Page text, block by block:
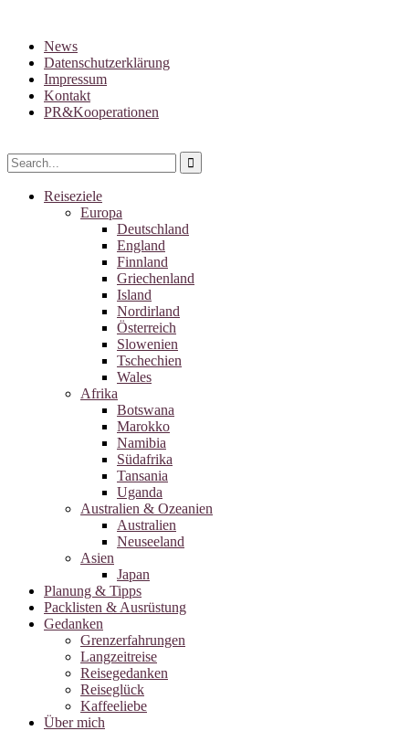
News
Datenschutzerklärung
Impressum
Kontakt
PR&Kooperationen
Reiseziele
Europa
Deutschland
England
Finnland
Griechenland
Island
Nordirland
Österreich
Slowenien
Tschechien
Wales
Afrika
Botswana
Marokko
Namibia
Südafrika
Tansania
Uganda
Australien & Ozeanien
Australien
Neuseeland
Asien
Japan
Planung & Tipps
Packlisten & Ausrüstung
Gedanken
Grenzerfahrungen
Langzeitreise
Reisegedanken
Reiseglück
Kaffeeliebe
Über mich